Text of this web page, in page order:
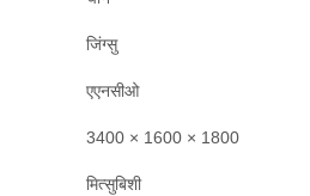
जिंग्सु
एएनसीओ
3400 × 1600 × 1800
मित्सुबिशी